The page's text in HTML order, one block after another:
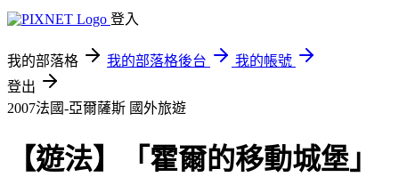
登入
我的部落格 我的部落格後台
我的帳號
登出
2007法國-亞爾薩斯 國外旅遊
【遊法】「霍爾的移動城堡」